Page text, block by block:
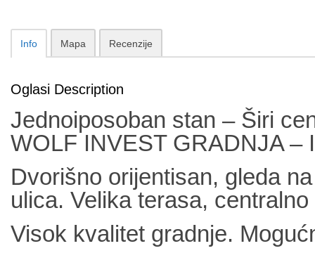
Info Mapa Recenzije
Oglasi Description
Jednoiposoban stan – Širi
WOLF INVEST GRADNJA –
Dvorišno orijentisan, gleda
ulica. Velika terasa,
Visok kvalitet gradnje.